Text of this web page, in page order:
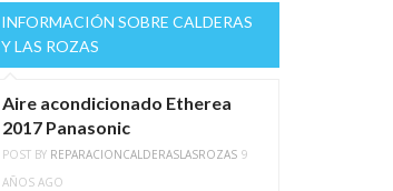
INFORMACIÓN SOBRE CALDERAS
Y LAS ROZAS
Aire acondicionado Etherea
2017 Panasonic
POST BY REPARACIONCALDERASLASROZAS 9
AÑOS AGO